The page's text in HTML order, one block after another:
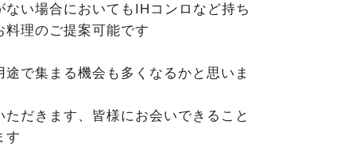
い場合においてもIHコンロなど持ち
理のご提案可能です
で集まる機会も多くなるかと思いま
だきます、皆様にお会いできること
す